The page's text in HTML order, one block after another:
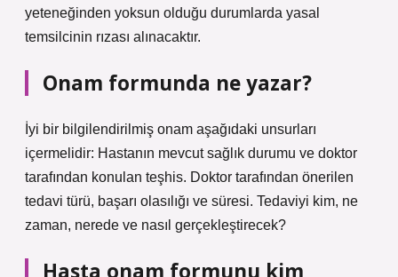
yeteneğinden yoksun olduğu durumlarda yasal
temsilcinin rızası alınacaktır.
Onam formunda ne yazar?
İyi bir bilgilendirilmiş onam aşağıdaki unsurları
içermelidir: Hastanın mevcut sağlık durumu ve doktor
tarafından konulan teşhis. Doktor tarafından önerilen
tedavi türü, başarı olasılığı ve süresi. Tedaviyi kim, ne
zaman, nerede ve nasıl gerçekleştirecek?
Hasta onam formunu kim